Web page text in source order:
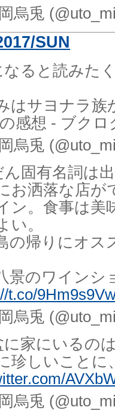
烏兎
SUN
なると読みた
はサヨナラ
感想 - ブク
烏兎
ん固有名詞は
お洒落な店が
ン。食事は美
い。
の帰りにオス
景のワインシ
t.co/
烏兎
に家にいるの
珍しいことに
烏兎